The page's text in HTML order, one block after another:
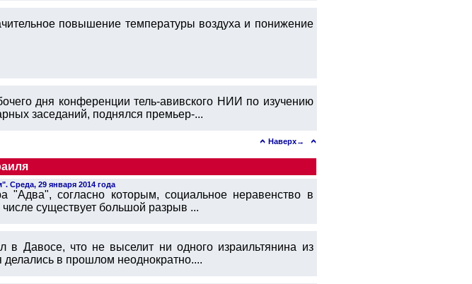
повышение температуры воздуха и понижение
дня конференции тель-авивского НИИ по изучению
заседаний, поднялся премьер-...
Наверх→
Среда, 29 января 2014 года
"Адва", согласно которым, социальное неравенство в
существует большой разрыв ...
Давосе, что не выселит ни одного израильтянина из
делались в прошлом неоднократно....